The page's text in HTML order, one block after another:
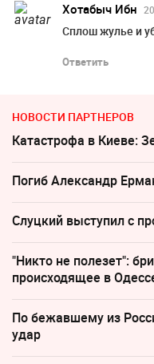
Хотабыч Ибн
Сплош жулье и
Ответить
НОВОСТИ ПАРТНЕРОВ
Катастрофа в Киеве:
Погиб Александр
Слуцкий выступил с
"Никто не полезет":
происходящее в
По бежавшему из
удар